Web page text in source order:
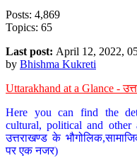
Posts: 4,869
Topics: 65
Last post: April 12, 2022,
by Bhishma Kukreti
Uttarakhand at a Glance -
Here you can find the
cultural, political and other
उत्तराखण्ड के
पर एक नजर)